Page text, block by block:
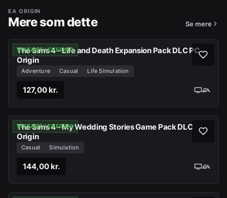
EA ORIGIN
Mere som dette Se mere
INSTANT LEVERING
The Sims 4 - Life and Death Expansion Pack DLC PC
Origin
Adventure Casual Life Simulation
127,00 kr.
INSTANT LEVERING
The Sims 4 - My Wedding Stories Game Pack DLC
Origin
Casual Simulation
144,00 kr.